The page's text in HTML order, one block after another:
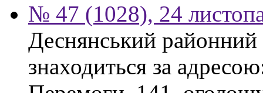
№ 47 (1028), 24
Деснянський
знаходиться за